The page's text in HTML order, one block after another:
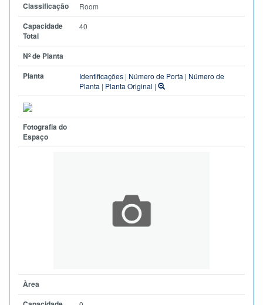
Classificação Room
Capacidade
Total
40
Nº de Planta
Planta
Identificações | Número de Porta | Número de
Planta | Planta Original |
Fotografia do
Espaço
Àrea